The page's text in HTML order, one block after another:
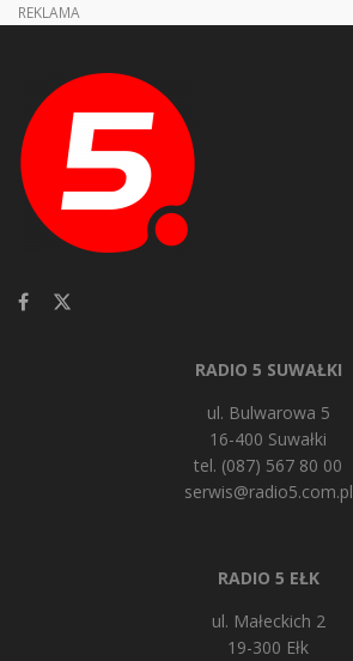
REKLAMA
RADIO 5 SUWAŁKI
ul. Bulwarowa 5
16-400 Suwałki
tel. (087) 567 80 00
serwis@radio5.com.pl
RADIO 5 EŁK
ul. Małeckich 2
19-300 Ełk